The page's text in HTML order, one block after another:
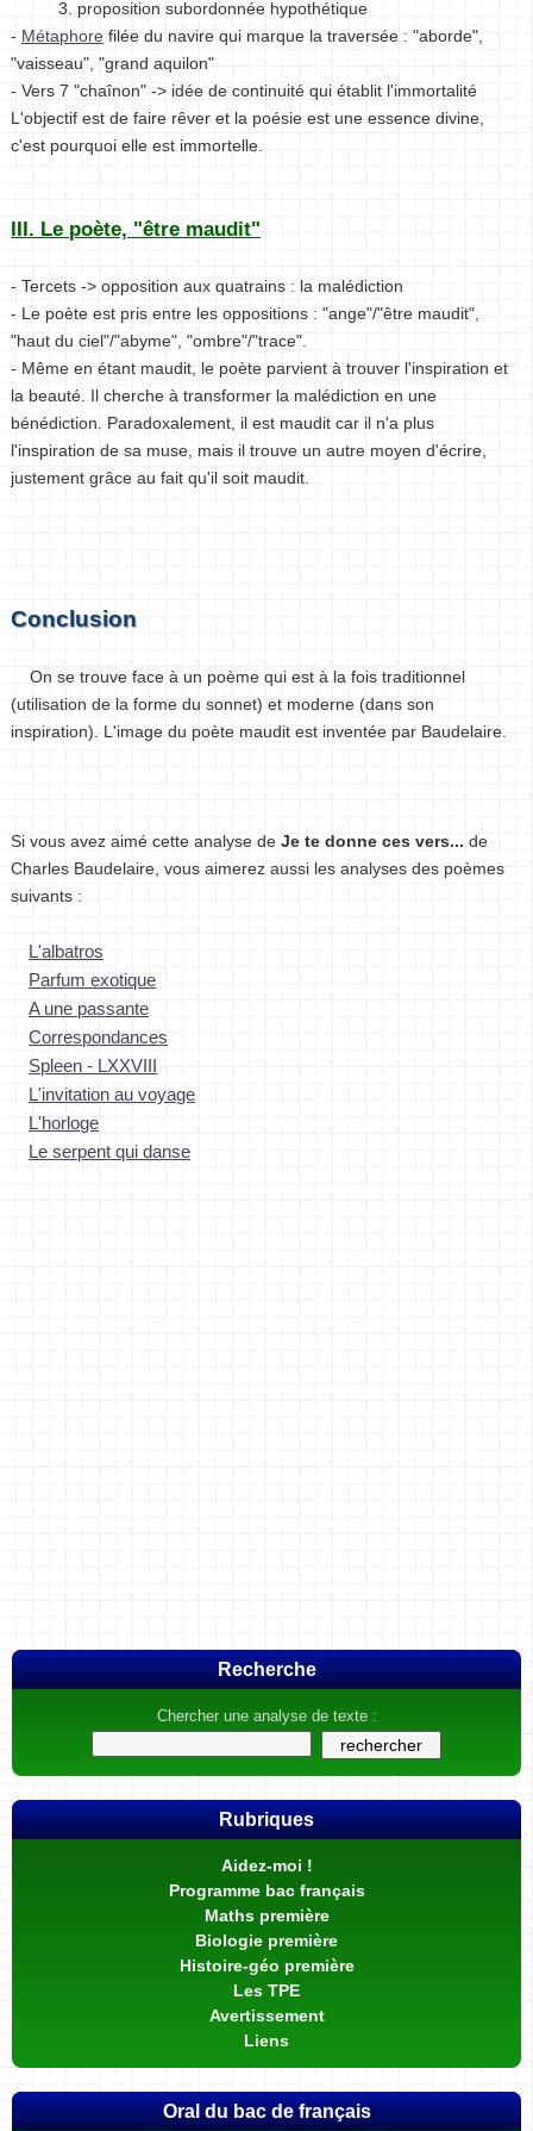
Recherche
Chercher une analyse de texte :
Rubriques
Aidez-moi !
Programme bac français
Maths première
Biologie première
Histoire-géo première
Les TPE
Avertissement
Liens
Oral du bac de français
3. proposition subordonnée hypothétique
- Métaphore filée du navire qui marque la traversée : "aborde",
"vaisseau", "grand aquilon"
- Vers 7 "chaînon" -> idée de continuité qui établit l'immortalité
L'objectif est de faire rêver et la poésie est une essence divine,
c'est pourquoi elle est immortelle.
III. Le poète, "être maudit"
- Tercets -> opposition aux quatrains : la malédiction
- Le poète est pris entre les oppositions : "ange"/"être maudit",
"haut du ciel"/"abyme", "ombre"/"trace".
- Même en étant maudit, le poète parvient à trouver l'inspiration et
la beauté. Il cherche à transformer la malédiction en une
bénédiction. Paradoxalement, il est maudit car il n'a plus
l'inspiration de sa muse, mais il trouve un autre moyen d'écrire,
justement grâce au fait qu'il soit maudit.
Conclusion
On se trouve face à un poème qui est à la fois traditionnel
(utilisation de la forme du sonnet) et moderne (dans son
inspiration). L'image du poète maudit est inventée par Baudelaire.
Si vous avez aimé cette analyse de Je te donne ces vers... de
Charles Baudelaire, vous aimerez aussi les analyses des poèmes
suivants :
L'albatros
Parfum exotique
A une passante
Correspondances
Spleen - LXXVIII
L'invitation au voyage
L'horloge
Le serpent qui danse